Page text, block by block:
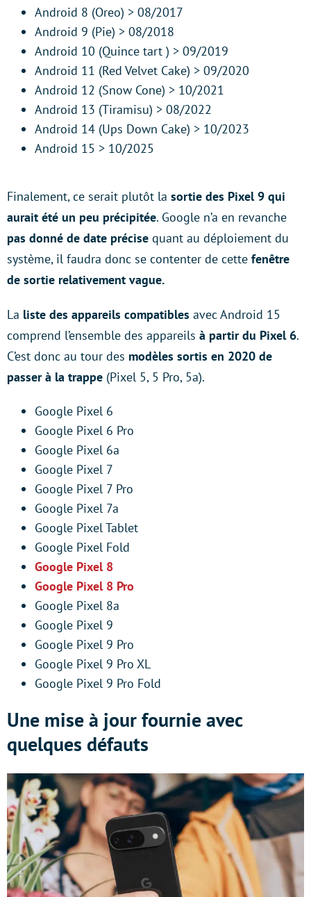
Android 8 (Oreo) > 08/2017
Android 9 (Pie) > 08/2018
Android 10 (Quince tart ) > 09/2019
Android 11 (Red Velvet Cake) > 09/2020
Android 12 (Snow Cone) > 10/2021
Android 13 (Tiramisu) > 08/2022
Android 14 (Ups Down Cake) > 10/2023
Android 15 > 10/2025
Finalement, ce serait plutôt la sortie des Pixel 9 qui
aurait été un peu précipitée. Google n’a en revanche
pas donné de date précise quant au déploiement du
système, il faudra donc se contenter de cette fenêtre
de sortie relativement vague.
La liste des appareils compatibles avec Android 15
comprend l’ensemble des appareils à partir du Pixel 6.
C’est donc au tour des modèles sortis en 2020 de
passer à la trappe (Pixel 5, 5 Pro, 5a).
Google Pixel 6
Google Pixel 6 Pro
Google Pixel 6a
Google Pixel 7
Google Pixel 7 Pro
Google Pixel 7a
Google Pixel Tablet
Google Pixel Fold
Google Pixel 8
Google Pixel 8 Pro
Google Pixel 8a
Google Pixel 9
Google Pixel 9 Pro
Google Pixel 9 Pro XL
Google Pixel 9 Pro Fold
Une mise à jour fournie avec
quelques défauts